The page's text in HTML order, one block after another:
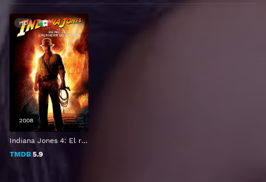
Indiana Jones 4: El reino de la Calavera de Cristal
TMDB 5.9
HD
2008